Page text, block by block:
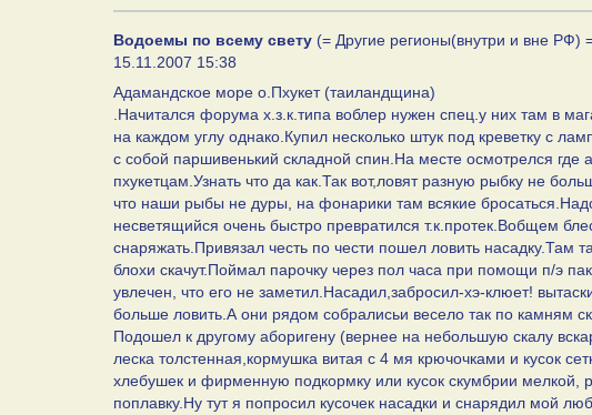
Водоемы по всему свету (= Другие регионы(внутри и вне РФ)
15.11.2007 15:38
Адамандское море о.Пхукет (таиландщина)
.Начитался форума х.з.к.типа воблер нужен спец.у них там в
на каждом углу однако.Купил несколько штук под креветку с
с собой паршивенький складной спин.На месте осмотрелся
пхукетцам.Узнать что да как.Так вот,ловят разную рыбку не
что наши рыбы не дуры, на фонарики там всякие
несветящийся очень быстро превратился т.к.протек.Вобщем
снаряжать.Привязал честь по чести пошел ловить насадку.Там
блохи скачут.Поймал парочку через пол часа при помощи п/э
увлечен, что его не заметил.Насадил,забросил-хэ-клюет!
больше ловить.А они рядом собралисьи весело так по камням
Подошел к другому аборигену (вернее на небольшую скалу
леска толстенная,кормушка витая с 4 мя крючочками и кусок
хлебушек и фирменную подкормку или кусок скумбрии мелкой,
поплавку.Ну тут я попросил кусочек насадки и снарядил мой